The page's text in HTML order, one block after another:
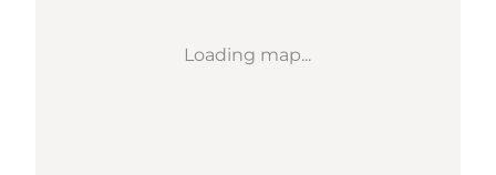
Loading map...